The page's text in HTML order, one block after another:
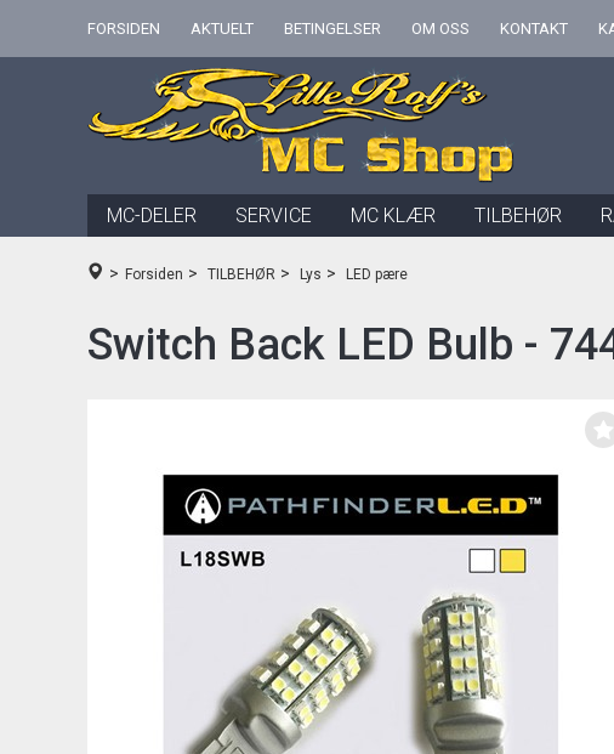
FORSIDEN AKTUELT BETINGELSER OM OSS KONTAKT
MC-DELER SERVICE MC KLÆR TILBEHØR
> Forsiden > TILBEHØR > Lys > LED pære
Switch Back LED Bulb -